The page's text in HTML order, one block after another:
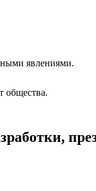
явлениями.
общества.